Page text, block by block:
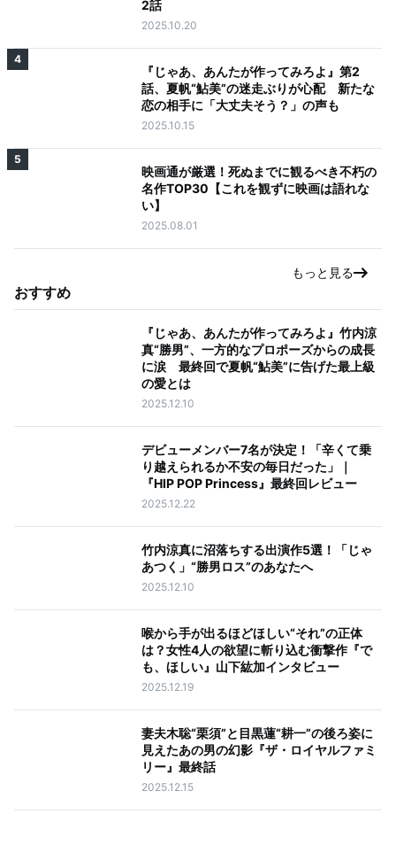
2話
2025.10.20
4
『じゃあ、あんたが作ってみろよ』第2
話、夏帆“鮎美”の迷走ぶりが心配 新たな
恋の相手に「大丈夫そう？」の声も
2025.10.15
5
映画通が厳選！死ぬまでに観るべき不朽の
名作TOP30【これを観ずに映画は語れな
い】
2025.08.01
もっと見る
おすすめ
『じゃあ、あんたが作ってみろよ』竹内涼
真“勝男”、一方的なプロポーズからの成長
に涙 最終回で夏帆“鮎美”に告げた最上級
の愛とは
2025.12.10
デビューメンバー7名が決定！「辛くて乗
り越えられるか不安の毎日だった」｜
『HIP POP Princess』最終回レビュー
2025.12.22
竹内涼真に沼落ちする出演作5選！「じゃ
あつく」“勝男ロス”のあなたへ
2025.12.10
喉から手が出るほどほしい“それ”の正体
は？女性4人の欲望に斬り込む衝撃作『で
も、ほしい』山下紘加インタビュー
2025.12.19
妻夫木聡“栗須”と目黒蓮“耕一”の後ろ姿に
見えたあの男の幻影『ザ・ロイヤルファミ
リー』最終話
2025.12.15